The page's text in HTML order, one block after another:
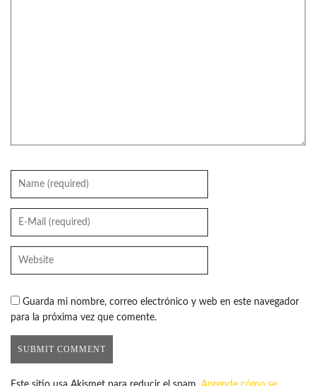
Guarda mi nombre, correo electrónico y web en este navegador
para la próxima vez que comente.